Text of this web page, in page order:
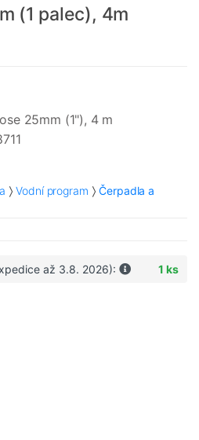
(1 palec), 4m
25mm (1"), 4 m
Vodní program
Čerpadla a
až 3.8. 2026): 1 ks